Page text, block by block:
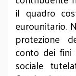
il quadro
eurounitario.
protezione
conto dei
sociale